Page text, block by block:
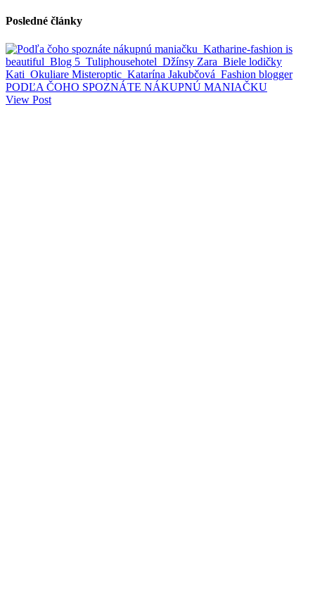
Posledné články
PODĽA ČOHO SPOZNÁTE NÁKUPNÚ MANIAČKU
View Post